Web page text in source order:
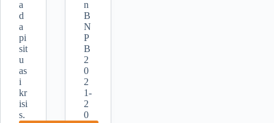
a
d
a
pi
sit
u
as
i
kr
isi
s.
n
B
N
P
B
2
0
2
1-
2
0